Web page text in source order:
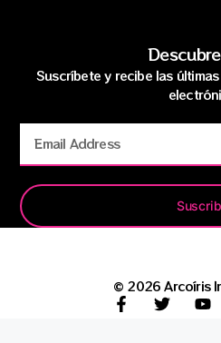
Suscríbete y recibe las
© 2026 Arcoíris